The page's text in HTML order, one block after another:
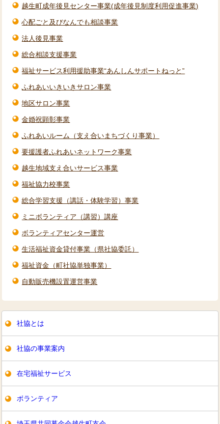
越生町成年後見センター事業(成年後見制度利用促進事業)
心配ごと及びなんでも相談事業
法人後見事業
総合相談支援事業
福祉サービス利用援助事業“あんしんサポートねっと”
ふれあいいきいきサロン事業
地区サロン事業
金婚祝顕彰事業
ふれあいルーム（支え合いまちづくり事業）
要援護者ふれあいネットワーク事業
越生地域支え合いサービス事業
福祉協力校事業
総合学習支援（講話・体験学習）事業
ミニボランティア（講習）講座
ボランティアセンター運営
生活福祉資金貸付事業（県社協委託）
福祉資金（町社協単独事業）
自動販売機設置運営事業
社協とは
社協の事業案内
在宅福祉サービス
ボランティア